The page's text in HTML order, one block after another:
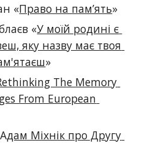
«Право на пам’ять»
«У моїй родині є
яку назву має твоя
»
The Memory
From European
Адам Міхнік про Другу